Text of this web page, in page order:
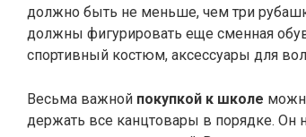
должно быть не меньше, чем три
должны фигурировать еще сменная
спортивный костюм, аксессуары для
Весьма важной покупкой к школе
держать все канцтовары в порядке. Он